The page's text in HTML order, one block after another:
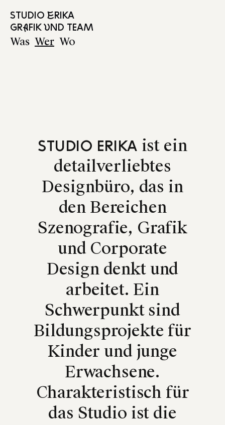
Was Wer Wo
Studio Erika
Grafik und Team
STUDIO ERIKA ist ein
detailverliebtes
Designbüro, das in
den Bereichen
Szenografie, Grafik
und Corporate
Design denkt und
arbeitet. Ein
Schwerpunkt sind
Bildungsprojekte für
Kinder und junge
Erwachsene.
Charakteristisch für
das Studio ist die